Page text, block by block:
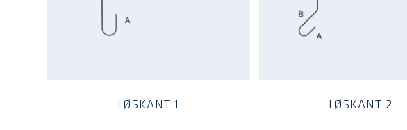
LØSKANT 1 LØSKANT 2